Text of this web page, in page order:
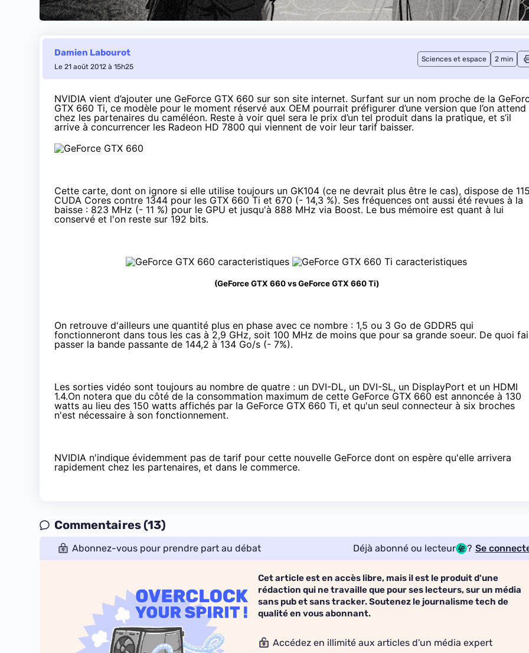
Damien Labourot
Le 21 août 2012 à 15h25
Sciences et espace 2 min
NVIDIA vient d’ajouter une GeForce GTX 660 sur son site internet. Surfant sur un nom proche de la
GTX 660 Ti, ce modèle pour le moment réservé aux OEM pourrait préfigurer d’une version que l’on attend
chez les partenaires du caméléon. Reste à voir quel sera le prix d’un tel produit dans la pratique, et s’il
arrive à concurrencer les Radeon HD 7800 qui viennent de voir leur tarif baisser.
Cette carte, dont on ignore si elle utilise toujours un GK104 (ce ne devrait plus être le cas), dispose de
CUDA Cores contre 1344 pour les GTX 660 Ti et 670 (- 14,3 %). Ses fréquences ont aussi été revues à la
baisse : 823 MHz (- 11 %) pour le GPU et jusqu'à 888 MHz via Boost. Le bus mémoire est quant à lui
conservé et l'on reste sur 192 bits.
(GeForce GTX 660 vs GeForce GTX 660 Ti)
On retrouve d'ailleurs une quantité plus en phase avec ce nombre : 1,5 ou 3 Go de GDDR5 qui
fonctionneront dans tous les cas à 2,9 GHz, soit 100 MHz de moins que pour sa grande soeur. De quoi
passer la bande passante de 144,2 à 134 Go/s (- 7%).
Les sorties vidéo sont toujours au nombre de quatre : un DVI-DL, un DVI-SL, un DisplayPort et un HDMI
1.4.On notera que du côté de la consommation maximum de cette GeForce GTX 660 est annoncée à 130
watts au lieu des 150 watts affichés par la GeForce GTX 660 Ti, et qu'un seul connecteur à six broches
n'est nécessaire à son fonctionnement.
NVIDIA n'indique évidemment pas de tarif pour cette nouvelle GeForce dont on espère qu'elle arrivera
rapidement chez les partenaires, et dans le commerce.
Commentaires (13)
Abonnez-vous pour prendre part au débat Déjà abonné ou lecteur ? Se
Cet article est en accès libre, mais il est le produit d'une
rédaction qui ne travaille que pour ses lecteurs, sur un média
sans pub et sans tracker. Soutenez le journalisme tech de
qualité en vous abonnant.
Accédez en illimité aux articles d'un média expert